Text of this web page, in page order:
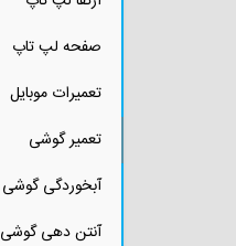
صفحه لپ تاپ
تعمیرات موبایل
تعمیر گوشی
آبخوردگی گوشی
آنتن دهی گوشی